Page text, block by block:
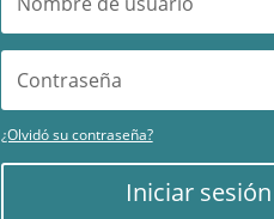
¿Olvidó su contraseña?
Iniciar sesión